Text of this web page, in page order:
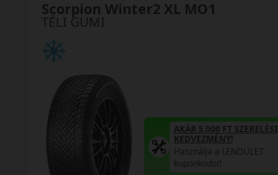
TÉLI GUMI
Scorpion Winter2 XL MO1
AKÁR 5.000 FT SZERELÉSI
KEDVEZMÉNY!
Használja a LENDÜLET
kuponkódot!